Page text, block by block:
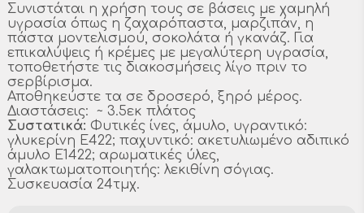
Συνιστάται η χρήση τους σε βάσεις με χαμηλή
υγρασία όπως η ζαχαρόπαστα, μαρζιπάν, η
πάστα μοντελισμού, σοκολάτα ή γκανάζ. Για
επικαλύψεις ή κρέμες με μεγαλύτερη υγρασία,
τοποθετήστε τις διακοσμήσεις λίγο πριν το
σερβίρισμα.
Αποθηκεύστε τα σε δροσερό, ξηρό μέρος.
Διαστάσεις: ~ 3.5εκ πλάτος
Συστατικά: Φυτικές ίνες, άμυλο, υγραντικό:
γλυκερίνη E422; παχυντικό: ακετυλιωμένο αδιπικό
άμυλο E1422; αρωματικές ύλες,
γαλακτωματοποιητής: λεκιθίνη σόγιας.
Συσκευασία 24τμχ.